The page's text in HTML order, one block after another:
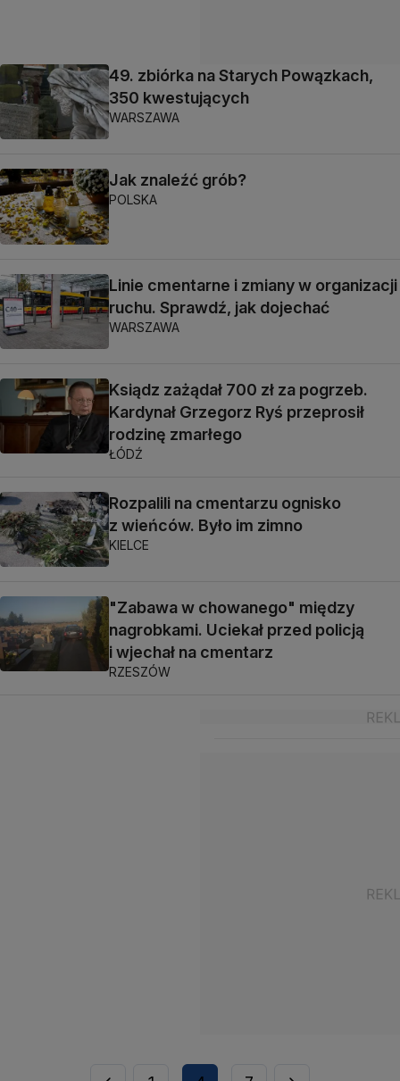
49. zbiórka na Starych Powązkach,
350 kwestujących
WARSZAWA
Jak znaleźć grób?
POLSKA
Linie cmentarne i zmiany w organizacji
ruchu. Sprawdź, jak dojechać
WARSZAWA
Ksiądz zażądał 700 zł za pogrzeb.
Kardynał Grzegorz Ryś przeprosił
rodzinę zmarłego
ŁÓDŹ
Rozpalili na cmentarzu ognisko
z wieńców. Było im zimno
KIELCE
"Zabawa w chowanego" między
nagrobkami. Uciekał przed policją
i wjechał na cmentarz
RZESZÓW